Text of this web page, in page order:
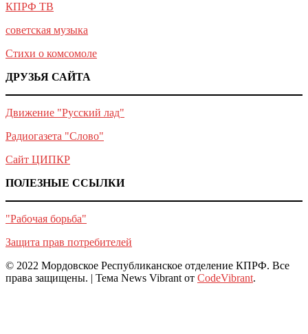
КПРФ ТВ
советская музыка
Стихи о комсомоле
ДРУЗЬЯ САЙТА
Движение "Русский лад"
Радиогазета "Слово"
Сайт ЦИПКР
ПОЛЕЗНЫЕ ССЫЛКИ
"Рабочая борьба"
Защита прав потребителей
© 2022 Мордовское Республиканское отделение КПРФ. Все
права защищены. | Тема News Vibrant от CodeVibrant.